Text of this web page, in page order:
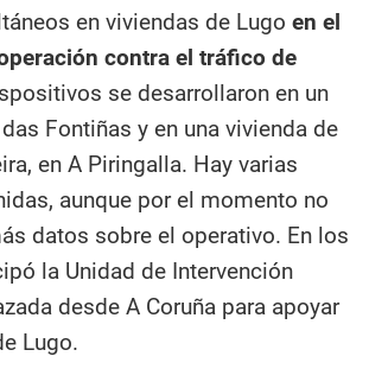
en viviendas de Lugo en el
contra el tráfico de
se desarrollaron en un
Fontiñas y en una vivienda de
en A Piringalla. Hay varias
aunque por el momento no
datos sobre el operativo. En los
la Unidad de Intervención
desde A Coruña para apoyar
Lugo.